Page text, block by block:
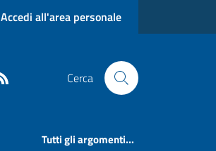
Accedi all'area personale
Cerca
Tutti gli argomenti...